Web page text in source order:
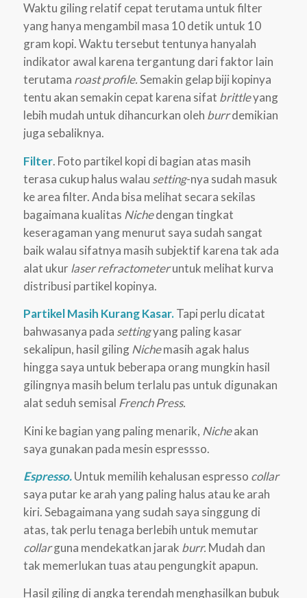
Waktu giling relatif cepat terutama untuk filter
yang hanya mengambil masa 10 detik untuk 10
gram kopi. Waktu tersebut tentunya hanyalah
indikator awal karena tergantung dari faktor lain
terutama roast profile.Semakin gelap biji kopinya
tentu akan semakin cepat karena sifat brittleyang
lebih mudah untuk dihancurkan oleh burrdemikian
juga sebaliknya.
Filter. Foto partikel kopi di bagian atas masih
terasa cukup halus walau setting-nya sudah masuk
ke area filter. Anda bisa melihat secara sekilas
bagaimana kualitas Nichedengan tingkat
keseragaman yang menurut saya sudah sangat
baik walau sifatnya masih subjektif karena tak ada
alat ukurlaser refractometeruntuk melihat kurva
distribusi partikel kopinya.
Partikel Masih Kurang Kasar.Tapi perlu dicatat
bahwasanya pada settingyang paling kasar
sekalipun, hasil giling Nichemasih agak halus
hingga saya untuk beberapa orang mungkin hasil
gilingnya masih belum terlalu pas untuk digunakan
alat seduh semisal French Press.
Kini ke bagian yang paling menarik, Nicheakan
saya gunakan pada mesin espressso.
Espresso.Untuk memilih kehalusan espresso collar
saya putar ke arah yang paling halus atau ke arah
kiri. Sebagaimana yang sudah saya singgung di
atas, tak perlu tenaga berlebih untuk memutar
collarguna mendekatkan jarak burr. Mudah dan
tak memerlukan tuas atau pengungkit apapun.
Hasil giling di angka terendah menghasilkan bubuk